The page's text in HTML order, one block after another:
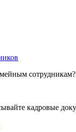
сотрудникам?
кадровые